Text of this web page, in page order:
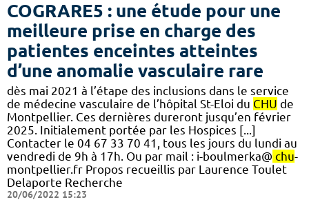
COGRARE5 : une étude pour une
meilleure prise en charge des
patientes enceintes atteintes
d’une anomalie vasculaire rare
dès mai 2021 à l’étape des inclusions dans le service
de médecine vasculaire de l’hôpital St-Eloi du CHU de
Montpellier. Ces dernières dureront jusqu’en février
2025. Initialement portée par les Hospices [...]
Contacter le 04 67 33 70 41, tous les jours du lundi au
vendredi de 9h à 17h. Ou par mail : i-boulmerka@ chu-
montpellier.fr Propos recueillis par Laurence Toulet
Delaporte Recherche
20/06/2022 15:23